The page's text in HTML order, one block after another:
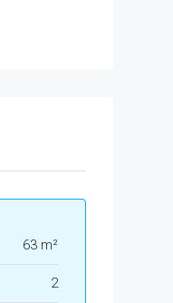
63 m²
2